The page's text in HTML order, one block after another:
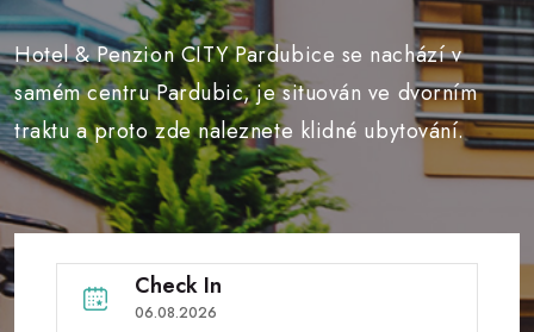
Hotel & Penzion CITY Pardubice se nachází v
samém centru Pardubic, je situován ve dvorním
traktu a proto zde naleznete klidné ubytování.
Check In